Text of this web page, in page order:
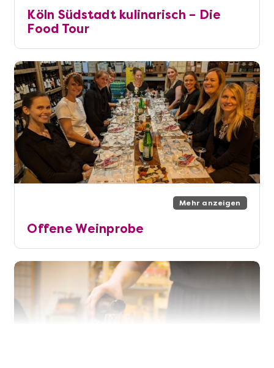
Köln Südstadt kulinarisch – Die
Food Tour
Mehr anzeigen
Offene Weinprobe